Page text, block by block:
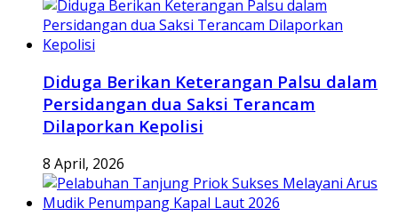
Diduga Berikan Keterangan Palsu dalam
Persidangan dua Saksi Terancam
Dilaporkan Kepolisi
8 April, 2026